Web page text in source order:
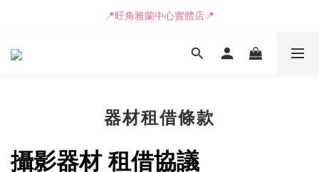
📒🖋️報價單 / 採購表格🖋️📒
📍旺角雅蘭中心實體店📍
🚛最快可即日安排貨車送到💨
器材租借條款
攝影器材 租借協議